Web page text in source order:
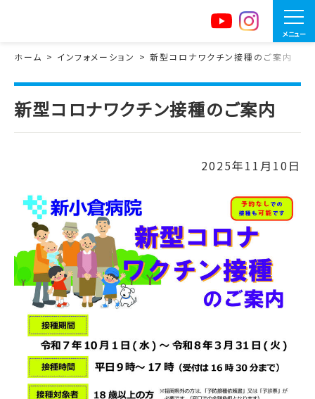
メニュー
ホーム インフォメーション 新型コロナワクチン接種のご案内
新型コロナワクチン接種のご案内
2025年11月10日